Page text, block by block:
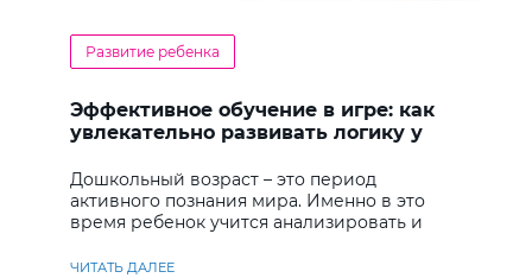
Развитие ребенка
Эффективное обучение в игре: как
увлекательно развивать логику у
Дошкольный возраст – это период
активного познания мира. Именно в это
время ребенок учится анализировать и
ЧИТАТЬ ДАЛЕЕ